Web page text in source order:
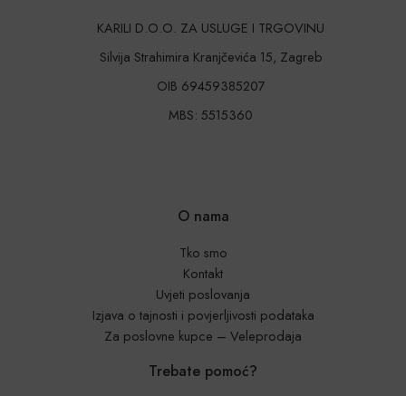
KARILI D.O.O. ZA USLUGE I TRGOVINU
Silvija Strahimira Kranjčevića 15, Zagreb
OIB 69459385207
MBS: 5515360
O nama
Tko smo
Kontakt
Uvjeti poslovanja
Izjava o tajnosti i povjerljivosti podataka
Za poslovne kupce – Veleprodaja
Trebate pomoć?